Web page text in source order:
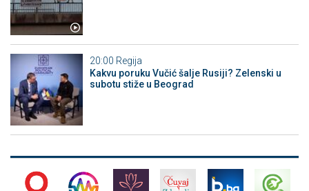
20:00 Regija
Kakvu poruku Vučić šalje Rusiji? Zelenski u
subotu stiže u Beograd